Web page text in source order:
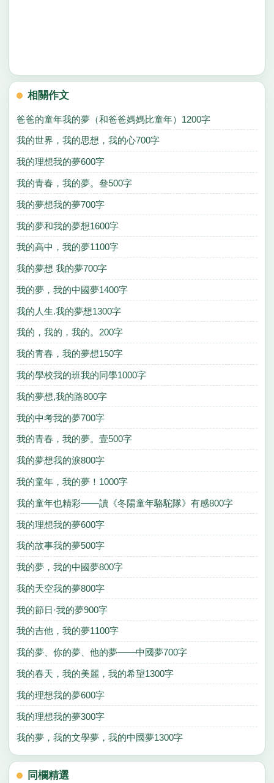
相關作文
爸爸的童年我的夢（和爸爸媽媽比童年）1200字
我的世界，我的思想，我的心700字
我的理想我的夢600字
我的青春，我的夢。叄500字
我的夢想我的夢700字
我的夢和我的夢想1600字
我的高中，我的夢1100字
我的夢想 我的夢700字
我的夢，我的中國夢1400字
我的人生.我的夢想1300字
我的，我的，我的。200字
我的青春，我的夢想150字
我的學校我的班我的同學1000字
我的夢想,我的路800字
我的中考我的夢700字
我的青春，我的夢。壹500字
我的夢想我的淚800字
我的童年，我的夢！1000字
我的童年也精彩——讀《冬陽童年駱駝隊》有感800字
我的理想我的夢600字
我的故事我的夢500字
我的夢，我的中國夢800字
我的天空我的夢800字
我的節日·我的夢900字
我的吉他，我的夢1100字
我的夢、你的夢、他的夢——中國夢700字
我的春天，我的美麗，我的希望1300字
我的理想我的夢600字
我的理想我的夢300字
我的夢，我的文學夢，我的中國夢1300字
同欄精選